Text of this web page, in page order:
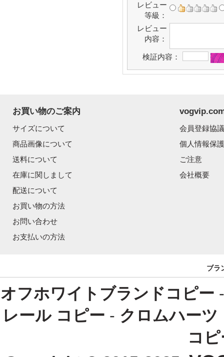
レビュー
等級：
レビュー
内容：
検証内容：
お買い物のご案内
サイズについて
商品画像について
送料について
在庫に関しまして
配送について
お買い物の方法
お問い合わせ
お支払いの方法
会員登録協
個人情報保
ご注意
会社概要
ブラ
オフホワイトブランドコピー
レール コピー - クロムハーツ
コ